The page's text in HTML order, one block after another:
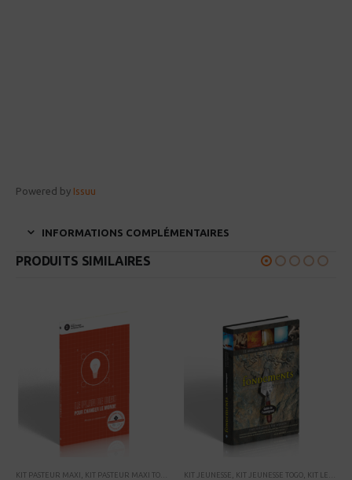
Powered by Issuu
INFORMATIONS COMPLÉMENTAIRES
PRODUITS SIMILAIRES
,KIT PASTEUR MAXI ,KIT STANDARD,KITS
KIT PASTEUR MAXI KIT PASTEUR MAXI TOGO KITS,KITS TOGO
KIT JEUNESSE KIT JEUNESSE TOGO KIT LEADER